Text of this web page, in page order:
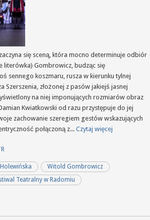
się sceną, która mocno determinuje odbiór
literówka) Gombrowicz, budząc się
sennego koszmaru, rusza w kierunku tylnej
Szerszenia, złożonej z pasów jakiejś jasnej
na niej imponujących rozmiarów obraz
Kwiatkowski od razu przystępuje do jej
zachowanie szeregiem gestów wskazujących
połączoną z... Czytaj więcej
Witold Gombrowicz
Teatralny w Radomiu